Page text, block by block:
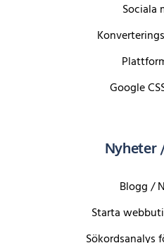
Sociala
Google
Nyheter
Blogg /
Starta